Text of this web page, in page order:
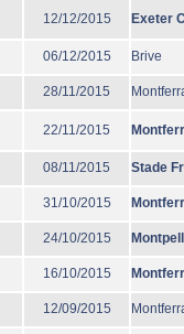
12/12/2015 Exeter
06/12/2015 Brive
28/11/2015
22/11/2015
08/11/2015 Stade
31/10/2015
24/10/2015
16/10/2015
12/09/2015